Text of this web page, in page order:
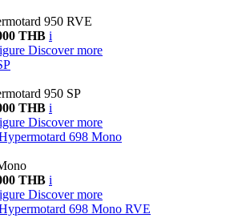
950 RVE
THB i
Discover more
950 SP
THB i
Discover more
698 Mono
THB i
Discover more
698 Mono RVE